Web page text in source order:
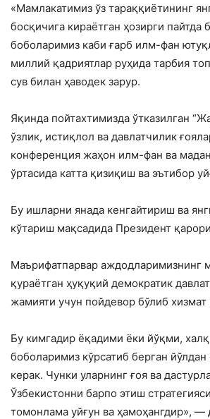
«Мамлакатимиз ўз тараққиётининг
босқичига кираётган ҳозирги пайтда
боболаримиз каби ғарб илм-фан
миллий қадриятлар руҳида тарбия
сув билан ҳаводек зарур.
Яқинда пойтахтимизда ўтказилган
ўзлик, истиқлол ва давлатчилик
конференция жаҳон илм-фан ва
ўртасида катта қизиқиш ва эътибор
Бу ишларни янада кенгайтириш ва
кўтариш мақсадида Президент
Маърифатпарвар аждодларимизнинг
қураётган ҳуқуқий демократик
жамияти учун пойдевор бўлиб
Бу кимгадир ёқадими ёки йўқми,
боболаримиз кўрсатиб берган
керак. Чунки уларнинг ғоя ва
Ўзбекистонни барпо этиш
томонлама уйғун ва ҳамоҳангдир», —